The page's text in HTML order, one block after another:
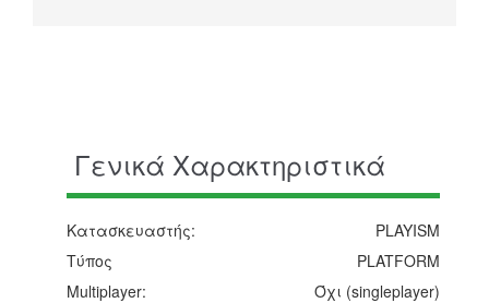
Γενικά Χαρακτηριστικά
Κατασκευαστής:
PLAYISM
Τύπος
PLATFORM
Multiplayer:
Όχι (singleplayer)